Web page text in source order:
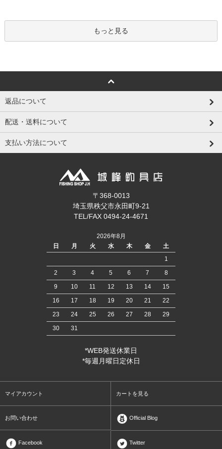
もっと見る
返品について
配送・送料について
支払い方法について
〒368-0013
埼玉県秩父市永田町9-21
TEL/FAX 0494-24-4671
2026年8月
日
月 火 水 木 金
土
1
2
3 4 5 6 7
8
9
10 11 12 13 14
15
16
17 18 19 20 21
22
23
24 25 26 27 28
29
30
31
*WEB発送休業日
*毎週月曜日定休日
マイアカウント カートを見る
お問い合わせ Official Blog
Facebook Twitter